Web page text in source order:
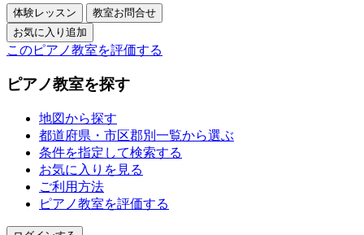
このピアノ教室を評価する
ピアノ教室を探す
地図から探す
都道府県・市区郡別一覧から選ぶ
条件を指定して検索する
お気に入りを見る
ご利用方法
ピアノ教室を評価する